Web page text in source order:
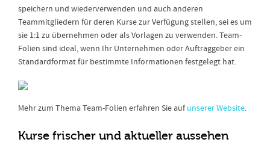
speichern und wiederverwenden und auch anderen
Teammitgliedern für deren Kurse zur Verfügung stellen, sei es um
sie 1:1 zu übernehmen oder als Vorlagen zu verwenden. Team-
Folien sind ideal, wenn Ihr Unternehmen oder Auftraggeber ein
Standardformat für bestimmte Informationen festgelegt hat.
Mehr zum Thema Team-Folien erfahren Sie aufunserer Website.
Kurse frischer und aktueller aussehen